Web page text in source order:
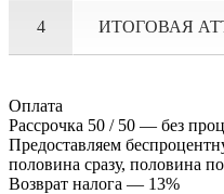
4 ИТОГОВАЯ
Оплата
Рассрочка 50 / 50 — без
Предоставляем
половина сразу, половина
Возврат налога — 13%